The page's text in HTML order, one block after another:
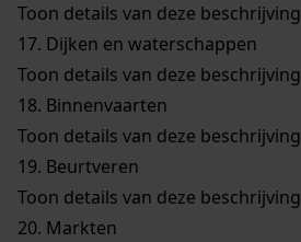
Toon details van deze beschrijving
17. Dijken en waterschappen
Toon details van deze beschrijving
18. Binnenvaarten
Toon details van deze beschrijving
19. Beurtveren
Toon details van deze beschrijving
20. Markten